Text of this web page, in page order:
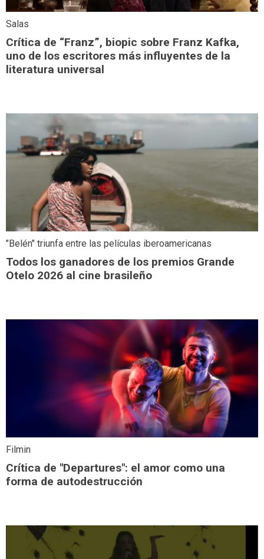
Salas
Crítica de “Franz”, biopic sobre Franz Kafka,
uno de los escritores más influyentes de la
literatura universal
"Belén" triunfa entre las películas iberoamericanas
Todos los ganadores de los premios Grande
Otelo 2026 al cine brasileño
Filmin
Crítica de "Departures": el amor como una
forma de autodestrucción